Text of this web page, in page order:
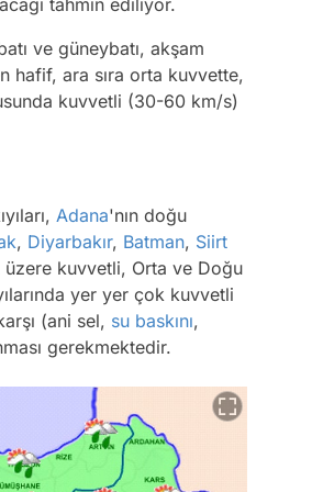
tahmin ediliyor.
ve güneybatı, akşam
hafif, ara sıra orta kuvvette,
kuvvetli (30-60 km/s)
Adana'nın doğu
, Diyarbakır, Batman, Siirt
üzere kuvvetli, Orta ve Doğu
yer yer çok kuvvetli
(ani sel, su baskını,
gerekmektedir.